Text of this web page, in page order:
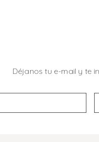
Déjanos tu e-mail y te